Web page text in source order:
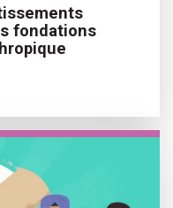
fondations